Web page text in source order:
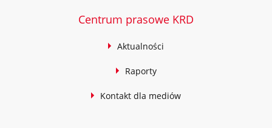
Centrum prasowe KRD
Aktualności
Raporty
Kontakt dla mediów